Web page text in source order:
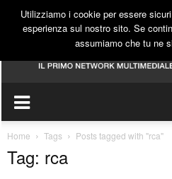
Home Tags Posts tagged with "rca"
Tag: rca
Utilizziamo i cookie per essere
esperienza sul nostro sito. Se
assumiamo che tu ne